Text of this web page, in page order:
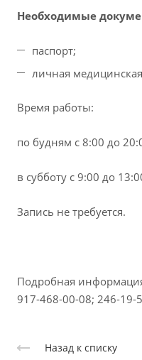
Необходимые
паспорт;
личная
Время работы:
по будням с 8:00 до
в субботу с 9:00 до
Запись не требуется.
Подробная
917-468-00-08; 246-19-
Назад к списку